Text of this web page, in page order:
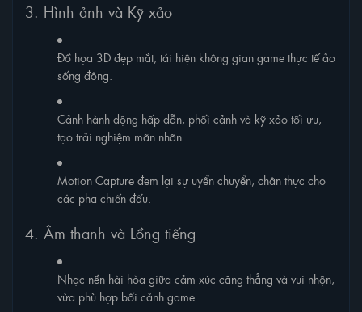
3. Hình ảnh và Kỹ xảo
Đồ họa 3D đẹp mắt, tái hiện không gian game thực tế ảo
sống động.
Cảnh hành động hấp dẫn, phối cảnh và kỹ xảo tối ưu,
tạo trải nghiệm mãn nhãn.
Motion Capture đem lại sự uyển chuyển, chân thực cho
các pha chiến đấu.
4. Âm thanh và Lồng tiếng
Nhạc nền hài hòa giữa cảm xúc căng thẳng và vui nhộn,
vừa phù hợp bối cảnh game.